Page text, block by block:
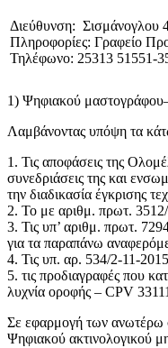
Διεύθυνση:
Πληροφορίες: Γραφείο
Τηλέφωνο: 25313 51551-
1) Ψηφιακού
Λαμβάνοντας υπόψη τα
1. Τις αποφάσεις της
συνεδριάσεις της και
την διαδικασία έγκρισης
2. Το με αριθμ. πρωτ. 3512/
3. Τις υπ’ αριθμ. πρωτ.
για τα παραπάνω
4. Τις υπ. αρ. 534/2-11-
5. τις προδιαγραφές που
λυχνία οροφής – CPV
Σε εφαρμογή των ανωτέρω
Ψηφιακού ακτινολογικού